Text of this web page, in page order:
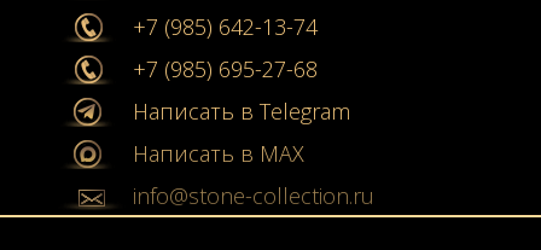
+7 (985) 642-13-74
+7 (985) 695-27-68
Написать в Telegram
Написать в MAX
info@stone-collection.ru